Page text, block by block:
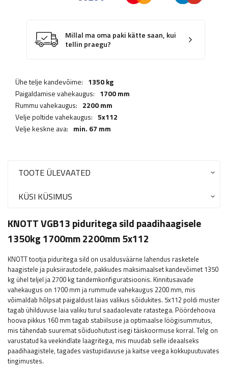
Millal ma oma paki kätte saan, kui
tellin praegu?
Ühe telje kandevõime: 1350 kg
Paigaldamise vahekaugus: 1700 mm
Rummu vahekaugus: 2200 mm
Velje poltide vahekaugus: 5x112
Velje keskne ava: min. 67 mm
TOOTE ÜLEVAATED
KÜSI KÜSIMUS
KNOTT VGB13 piduritega sild paadihaagisele
1350kg 1700mm 2200mm 5x112
KNOTT tootja piduritega sild on usaldusväärne lahendus rasketele
haagistele ja puksiirautodele, pakkudes maksimaalset kandevõimet 1350
kg ühel teljel ja 2700 kg tandemkonfiguratsioonis. Kinnitusavade
vahekaugus on 1700 mm ja rummude vahekaugus 2200 mm, mis
võimaldab hõlpsat paigaldust laias valikus sõidukites. 5x112 poldi muster
tagab ühilduvuse laia valiku turul saadaolevate ratastega. Pöördehoova
hoova pikkus 160 mm tagab stabiilsuse ja optimaalse löögisummutus,
mis tähendab suuremat sõiduohutust isegi täiskoormuse korral. Telg on
varustatud ka veekindlate laagritega, mis muudab selle ideaalseks
paadihaagistele, tagades vastupidavuse ja kaitse veega kokkupuutuvates
tingimustes.